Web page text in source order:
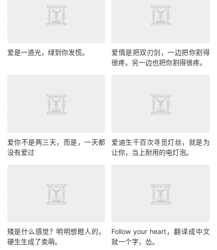
爱是一道光，绿到你发慌。
爱情是把双刃剑，一边把你割得
很疼，另一边也把你割得很疼。
爱你不是两三天，而是，一天都
没有爱过
爱迪生千百次寻觅灯丝，就是为
让你，当上耐用的电灯泡。
矮是什么感觉？明明想瞪人的，
硬生生成了卖萌。
Follow your heart，翻译成中文
就一个字，怂。